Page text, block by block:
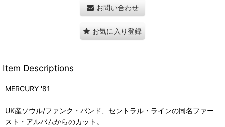
お問い合わせ
お気に入り登録
Item Descriptions
MERCURY '81
UK産ソウル/ファンク・バンド、セントラル・ラインの同名ファー
スト・アルバムからのカット。